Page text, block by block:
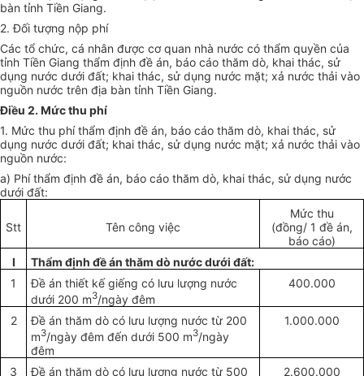
bàn tỉnh Tiền Giang.
2. Đối tượng nộp phí
Các tổ chức, cá nhân được cơ quan nhà nước có thẩm quyền của
tỉnh Tiền Giang thẩm định đề án, báo cáo thăm dò, khai thác, sử
dụng nước dưới đất; khai thác, sử dụng nước mặt; xả nước thải vào
nguồn nước trên địa bàn tỉnh Tiền Giang.
Điều 2. Mức thu phí
1. Mức thu phí thẩm định đề án, báo cáo thăm dò, khai thác, sử
dụng nước dưới đất; khai thác, sử dụng nước mặt; xả nước thải vào
nguồn nước:
a) Phí thẩm định đề án, báo cáo thăm dò, khai thác, sử dụng nước
dưới đất:
Stt Tên công việc
Mức thu
(đồng/ 1 đề án,
báo cáo)
I
Thẩm định đề án thăm dò nước dưới đất:
1
Đề án thiết kế giếng có lưu lượng nước
dưới 200 m3/ngày đêm
400.000
2 Đềán thăm dò có lưu lượng nước từ 200
m3/ngày đêm đến dưới 500 m3/ngày
đêm
1.000.000
3 Đềán thăm dò có lưu lượng nước từ 500 2.600.000